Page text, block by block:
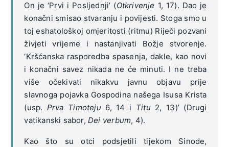
On je ‘Prvi i Posljednji’ (Otkrivenje 1, 17). Dao je
konačni smisao stvaranju i povijesti. Stoga smo u
toj eshatološkoj omjeritosti (ritmu) Riječi pozvani
živjeti vrijeme i nastanjivati Božje stvorenje.
‘Kršćanska rasporedba spasenja, dakle, kao novi
i konačni savez nikada ne će minuti. I ne treba
više očekivati nikakvu javnu objavu prije
slavnoga pojavka Gospodina našega Isusa Krista
(usp. Prva Timoteju6, 14 i Titu2, 13)’ (Drugi
vatikanski sabor,Dei verbum, 4).
Kao što su otci podsjetili tijekom Sinode,